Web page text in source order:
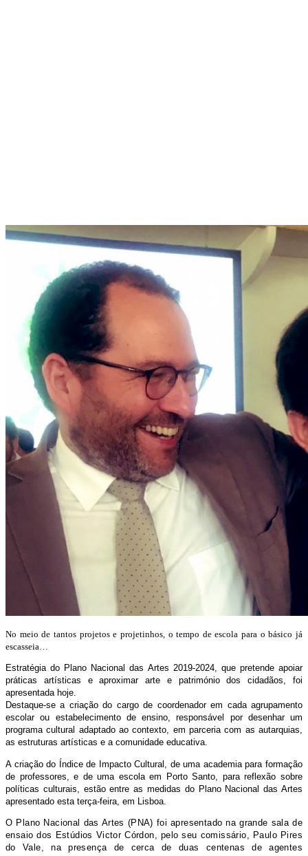
No meio de tantos projetos e projetinhos, o tempo de escola para o básico já
escasseia…
Estratégia do Plano Nacional das Artes 2019-2024, que pretende apoiar
práticas artísticas e aproximar arte e património dos cidadãos, foi
apresentada hoje.
Destaque-se a criação do cargo de coordenador em cada agrupamento
escolar ou estabelecimento de ensino, responsável por desenhar um
programa cultural adaptado ao contexto, em parceria com as autarquias,
as estruturas artísticas e a comunidade educativa.
A criação do Índice de Impacto Cultural, de uma academia para formação
de professores, e de uma escola em Porto Santo, para reflexão sobre
políticas culturais, estão entre as medidas do Plano Nacional das Artes
apresentado esta terça-feira, em Lisboa.
O Plano Nacional das Artes (PNA) foi apresentado na grande sala de
ensaio dos Estúdios Victor Córdon, pelo seu comissário, Paulo Pires
do Vale, na presença de cerca de duas centenas de agentes